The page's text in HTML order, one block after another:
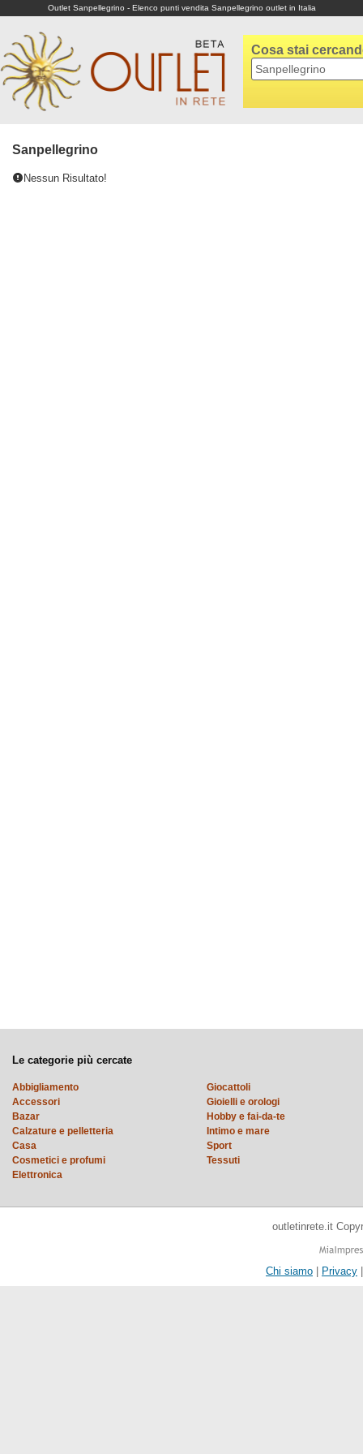
Outlet Sanpellegrino - Elenco punti vendita Sanpellegrino outlet in Italia
Cosa stai
Sanpellegrino
Nessun Risultato!
Le categorie più cercate
Abbigliamento
Accessori
Bazar
Calzature e pelletteria
Casa
Cosmetici e profumi
Elettronica
Giocattoli
Gioielli e orologi
Hobby e fai-da-te
Intimo e mare
Sport
Tessuti
outletinrete.it
Chi siamo | Privacy